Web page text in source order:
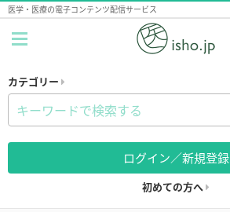
医学・医療の電子コンテンツ配信サービス
カテゴリー
ログイン／新規登録
初めての方へ